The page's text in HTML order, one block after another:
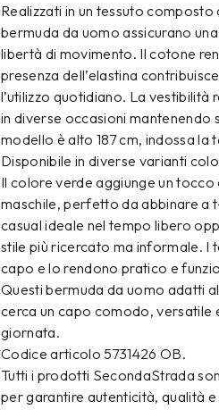
Realizzati in un tessuto
bermuda da uomo assicurano
libertà di movimento. Il cotone
presenza dell’elastina
l’utilizzo quotidiano. La
in diverse occasioni mantenendo
modello è alto 187 cm, indossa
Disponibile in diverse varianti
Il colore verde aggiunge un
maschile, perfetto da abbinare a
casual ideale nel tempo libero
stile più ricercato ma informale. I
capo e lo rendono pratico e
Questi bermuda da uomo adatti
cerca un capo comodo, versatile
giornata.
Codice articolo 5731426 OB.
Tutti i prodotti SecondaStrada
per garantire autenticità, qualità